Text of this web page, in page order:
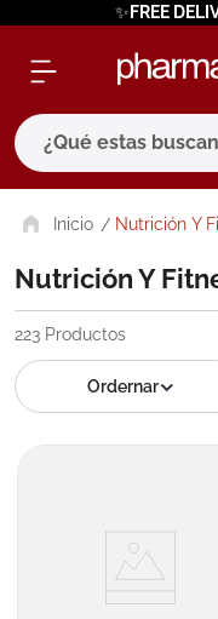
✨FREE
¿Qué estas buscando?
Nutrición Y
Nutrición Y
223 Productos
términos más
1 eucerin
2. protector solar
pilexil
roche posay
isdin